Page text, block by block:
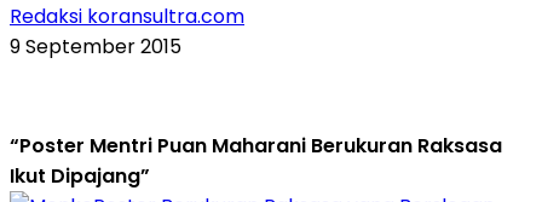
Redaksi koransultra.com
9 September 2015
“Poster Mentri Puan Maharani Berukuran Raksasa
Ikut Dipajang”